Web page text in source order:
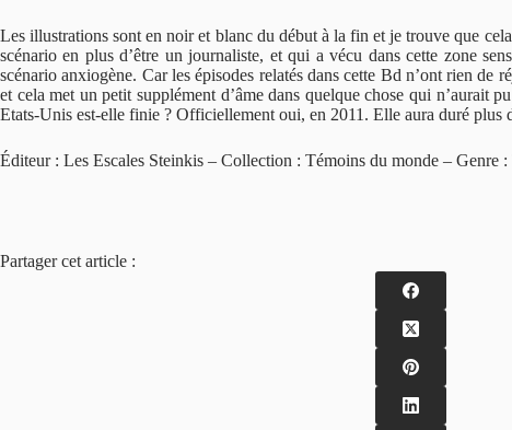
Les illustrations sont en noir et blanc du début à la fin et je trouve que
scénario en plus d’être un journaliste, et qui a vécu dans cette zone
scénario anxiogène. Car les épisodes relatés dans cette Bd n’ont rien
et cela met un petit supplément d’âme dans quelque chose qui n’aurait
Etats-Unis est-elle finie ? Officiellement oui, en 2011. Elle aura duré plus
Éditeur : Les Escales Steinkis – Collection : Témoins du monde –
Partager cet article :